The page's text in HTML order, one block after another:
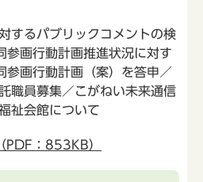
するパブリックコメントの検
参画行動計画推進状況に対す
参画行動計画（案）を答申／
職員募集／こがねい未来通信
祉会館について
PDF：853KB）